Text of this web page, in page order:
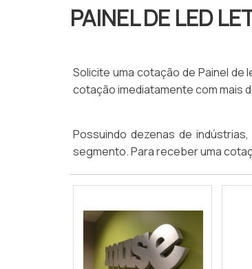
PAINEL DE LED
Solicite uma cotação de Painel
cotação imediatamente com mais
Possuindo dezenas de
segmento. Para receber uma